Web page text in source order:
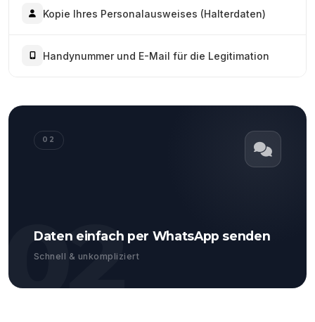
Kopie Ihres Personalausweises (Halterdaten)
Handynummer und E-Mail für die Legitimation
02
02
Daten einfach per WhatsApp senden
Schnell & unkompliziert